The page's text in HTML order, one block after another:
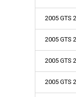
2005 GTS
2005 GTS
2005 GTS
2005 GTS